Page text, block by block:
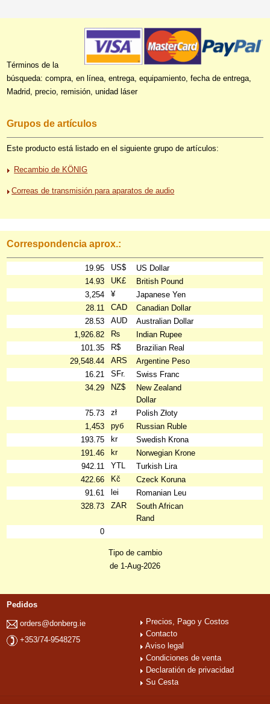
Términos de la
búsqueda: compra, en línea, entrega, equipamiento, fecha de entrega,
Madrid, precio, remisión, unidad láser
Grupos de artículos
Este producto está listado en el siguiente grupo de artículos:
Recambio de KÖNIG
Correas de transmisión para aparatos de audio
Correspondencia aprox.:
19.95 US$
US Dollar
14.93
UK£
British Pound
3,254
¥
Japanese Yen
28.11
CAD
Canadian Dollar
28.53
AUD
Australian Dollar
1,926.82
₨
Indian Rupee
101.35
R$
Brazilian Real
29,548.44
ARS
Argentine Peso
16.21
SFr.
Swiss Franc
34.29
NZ$
New Zealand
Dollar
75.73
zł
Polish Złoty
1,453
руб
Russian Ruble
193.75
kr
Swedish Krona
191.46
kr
Norwegian Krone
942.11
YTL
Turkish Lira
422.66
Kč
Czeck Koruna
91.61
lei
Romanian Leu
328.73
ZAR
South African
Rand
0
Tipo de cambio
de 1-Aug-2026
Pedidos
orders@donberg.ie
+353/74-9548275
Precios, Pago y Costos
Contacto
Aviso legal
Condiciones de venta
Declaratión de privacidad
Su Cesta